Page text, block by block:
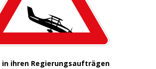
ihren Regierungsaufträgen